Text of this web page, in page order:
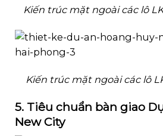
Kiến trúc mặt ngoài các lô
Kiến trúc mặt ngoài các lô
5. Tiêu chuẩn bàn giao
New City